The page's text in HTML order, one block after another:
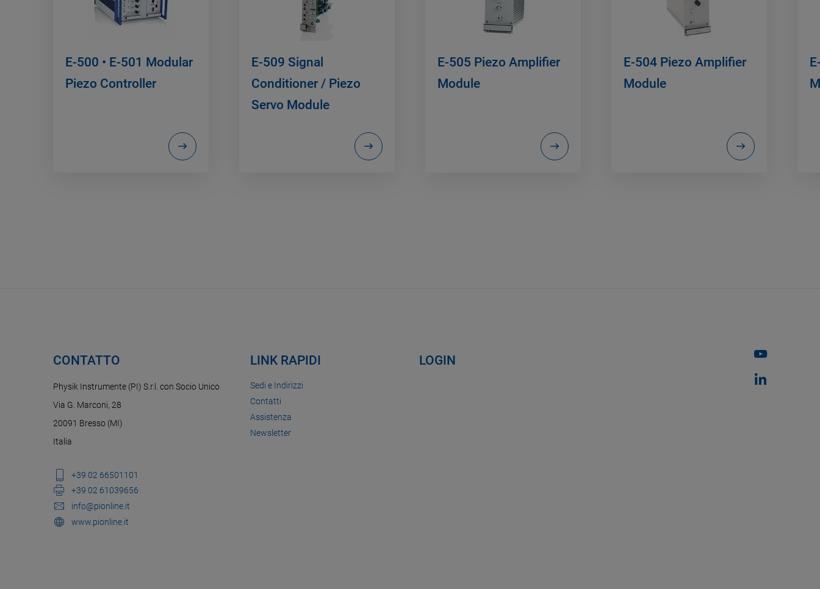
E-500 • E-501 Modular
Piezo Controller
E-509 Signal
Conditioner / Piezo
Servo Module
E-505 Piezo Amplifier
Module
E-504 Piezo Amplifier
Module
CONTATTO
Physik Instrumente (PI) S.r.l. con Socio Unico
Via G. Marconi, 28
20091 Bresso (MI)
Italia
+39 02 66501101
+39 02 61039656
info@pionline.it
www.pionline.it
LINK RAPIDI
Sedi e Indirizzi
Contatti
Assistenza
Newsletter
LOGIN